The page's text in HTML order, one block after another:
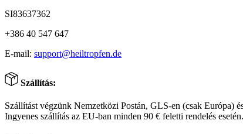
SI83637362
+386 40 547 647
E-mail: support@heiltropfen.de
Szállítás:
Szállítást végzünk Nemzetközi Postán, GLS-en (csak Európa)
Ingyenes szállítás az EU-ban minden 90 € feletti rendelés esetén.